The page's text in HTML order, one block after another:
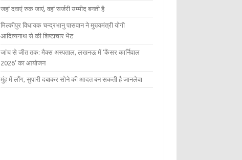
जहां दवाएं रुक जाएं, वहां सर्जरी उम्मीद बनती है
मिल्कीपुर विधायक चन्द्रभानु पासवान ने मुख्यमंत्री योगी
आदित्यनाथ से की शिष्टाचार भेंट
जांच से जीत तक: मैक्स अस्पताल, लखनऊ में ‘कैंसर कार्निवाल
2026’ का आयोजन
मुंह में लौंग, सुपारी दबाकर सोने की आदत बन सकती है जानलेवा